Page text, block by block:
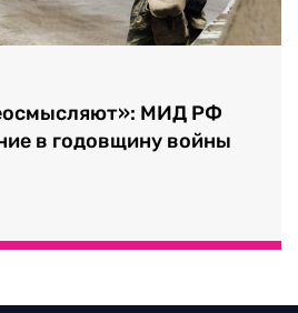
МИД РФ
в годовщину войны